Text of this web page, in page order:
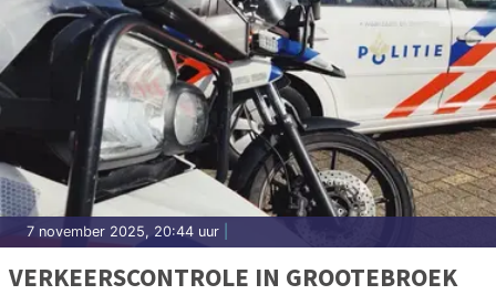
7 november 2025, 20:44 uur
VERKEERSCONTROLE IN GROOTEBROEK